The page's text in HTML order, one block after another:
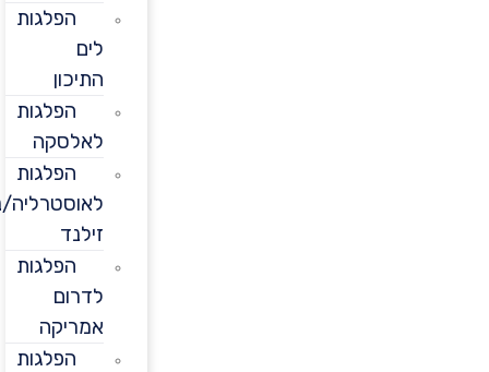
הפלגות
התיכון
הפלגות
לאלסקה
הפלגות
לאוסטרליה/ניו
הפלגות
לדרום
אמריקה
הפלגות